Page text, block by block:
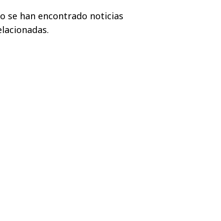
se han encontrado noticias